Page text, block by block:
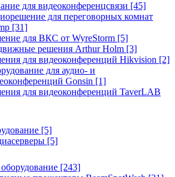
для видеоконференцсвязи [45]
для переговорных комнат
[31]
для ВКС от WyreStorm [5]
решения Arthur Holm [3]
для видеоконференций Hikvision [2]
для аудио- и
Gonsin [1]
для видеоконференций TaverLAB
[5]
[5]
[243]